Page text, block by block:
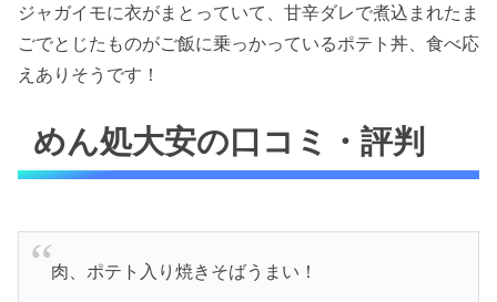
ジャガイモに衣がまとっていて、甘辛ダレで煮込まれたま
ごでとじたものがご飯に乗っかっているポテト丼、食べ応
えありそうです！
めん処大安の口コミ・評判
肉、ポテト入り焼きそばうまい！